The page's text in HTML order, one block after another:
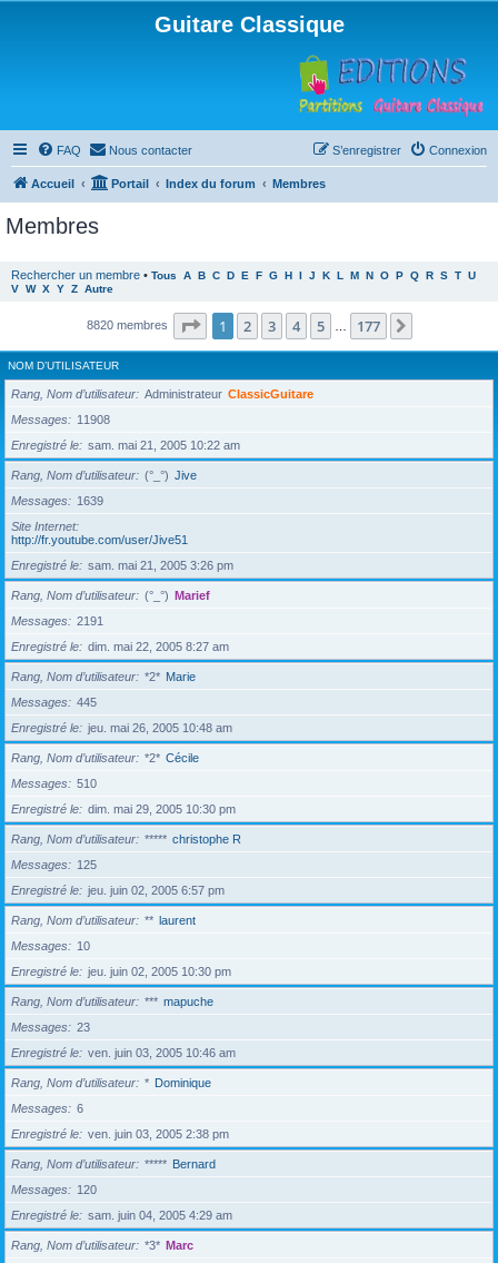
Guitare Classique
FAQ Nous contacter Connexion
S’enregistrer
Accueil Portail Index du forum Membres
Membres
Rechercher un membre • Tous A B C D E F G H I J K L M N O P Q R S T U
V W X Y Z Autre
8820 membres Page 1sur177
1 2 3 4 5 177
NOM D’UTILISATEUR
Rang, Nom d’utilisateur Administrateur ClassicGuitare
Messages
11908
Enregistré le
sam. mai 21, 2005 10:22 am
Rang, Nom d’utilisateur (°_°) Jive
Messages
1639
Site Internet
http://fr.youtube.com/user/Jive51
Enregistré le
sam. mai 21, 2005 3:26 pm
Rang, Nom d’utilisateur (°_°) Marief
Messages
2191
Enregistré le
dim. mai 22, 2005 8:27 am
Rang, Nom d’utilisateur *2* Marie
Messages
445
Enregistré le
jeu. mai 26, 2005 10:48 am
Rang, Nom d’utilisateur *2* Cécile
Messages
510
Enregistré le
dim. mai 29, 2005 10:30 pm
Rang, Nom d’utilisateur ***** christophe R
Messages
125
Enregistré le
jeu. juin 02, 2005 6:57 pm
Rang, Nom d’utilisateur ** laurent
Messages
10
Enregistré le
jeu. juin 02, 2005 10:30 pm
Rang, Nom d’utilisateur *** mapuche
Messages
23
Enregistré le
ven. juin 03, 2005 10:46 am
Rang, Nom d’utilisateur * Dominique
Messages
6
Enregistré le
ven. juin 03, 2005 2:38 pm
Rang, Nom d’utilisateur ***** Bernard
Messages
120
Enregistré le
sam. juin 04, 2005 4:29 am
Rang, Nom d’utilisateur *3* Marc